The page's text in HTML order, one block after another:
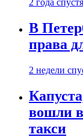
2 года спустя
В
права
2 недели
вошли
такси